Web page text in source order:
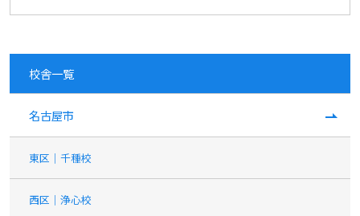
校舎一覧
名古屋市
東区｜千種校
西区｜浄心校